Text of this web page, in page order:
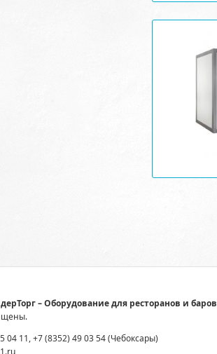
– Оборудование для ресторанов и баров
04 11, +7 (8352) 49 03 54 (Чебоксары)